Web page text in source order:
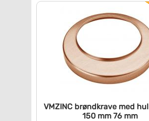
VMZINC brøndkrave med hul
150 mm 76 mm